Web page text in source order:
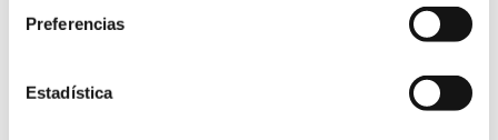
Preferencias
Estadística
organización dentro del grupo de
empresas y profesionales a unirse a